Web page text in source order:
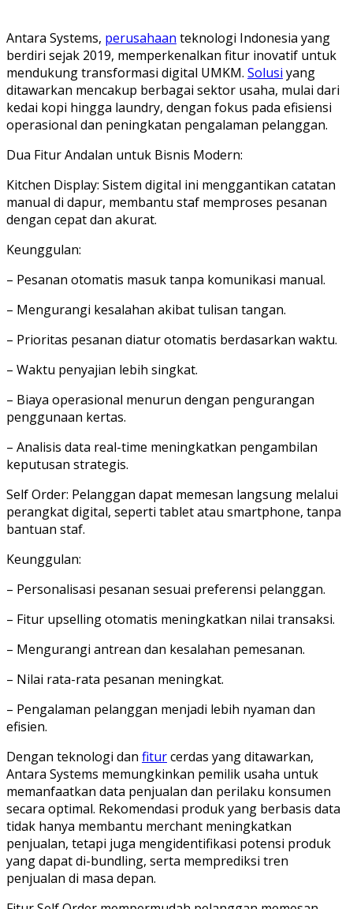
Antara Systems, perusahaan teknologi Indonesia yang
berdiri sejak 2019, memperkenalkan fitur inovatif untuk
mendukung transformasi digital UMKM. Solusi yang
ditawarkan mencakup berbagai sektor usaha, mulai dari
kedai kopi hingga laundry, dengan fokus pada efisiensi
operasional dan peningkatan pengalaman pelanggan.
Dua Fitur Andalan untuk Bisnis Modern:
Kitchen Display: Sistem digital ini menggantikan catatan
manual di dapur, membantu staf memproses pesanan
dengan cepat dan akurat.
Keunggulan:
– Pesanan otomatis masuk tanpa komunikasi manual.
– Mengurangi kesalahan akibat tulisan tangan.
– Prioritas pesanan diatur otomatis berdasarkan waktu.
– Waktu penyajian lebih singkat.
– Biaya operasional menurun dengan pengurangan
penggunaan kertas.
– Analisis data real-time meningkatkan pengambilan
keputusan strategis.
Self Order: Pelanggan dapat memesan langsung melalui
perangkat digital, seperti tablet atau smartphone, tanpa
bantuan staf.
Keunggulan:
– Personalisasi pesanan sesuai preferensi pelanggan.
– Fitur upselling otomatis meningkatkan nilai transaksi.
– Mengurangi antrean dan kesalahan pemesanan.
– Nilai rata-rata pesanan meningkat.
– Pengalaman pelanggan menjadi lebih nyaman dan
efisien.
Dengan teknologi dan fiturcerdas yang ditawarkan,
Antara Systems memungkinkan pemilik usaha untuk
memanfaatkan data penjualan dan perilaku konsumen
secara optimal. Rekomendasi produk yang berbasis data
tidak hanya membantu merchant meningkatkan
penjualan, tetapi juga mengidentifikasi potensi produk
yang dapat di-bundling, serta memprediksi tren
penjualan di masa depan.